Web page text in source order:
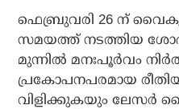
ഫെബ്രുവരി 26 ന്
സമയത്ത് നടത്തിയ
മുന്നിൽ മനഃപൂർവം
പ്രകോപനപരമായ
വിളിക്കുകയും ലേസർ